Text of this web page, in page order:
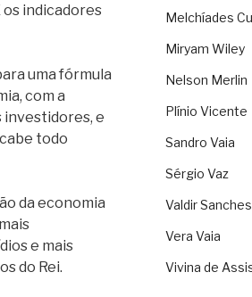
os indicadores
uma fórmula
com a
investidores, e
todo
da economia
e mais
do Rei.
Melchíades
Miryam Wiley
Nelson Merlin
Plínio Vicente
Sandro Vaia
Sérgio Vaz
Valdir Sanches
Vera Vaia
Vivina de